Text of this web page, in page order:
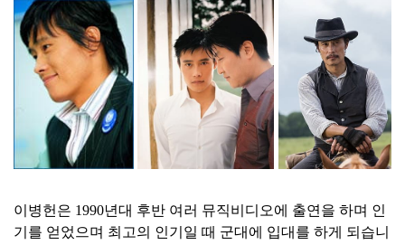
이병헌은 1990년대 후반 여러 뮤직비디오에 출연을 하며 인
기를 얻었으며 최고의 인기일 때 군대에 입대를 하게 되습니